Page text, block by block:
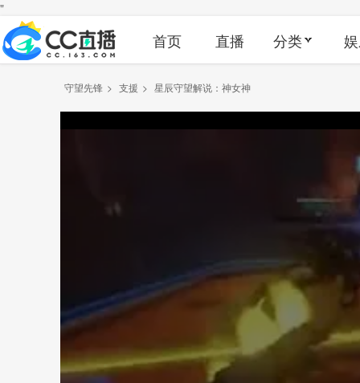
"
首页 直播 分类
守望先锋 > 支援 > 星辰守望解说：神女神